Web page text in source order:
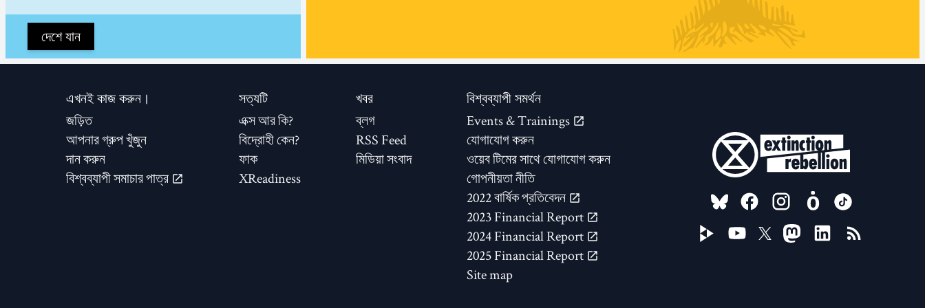
দেশে যান
এখনই কাজ করুন।
জড়িত
আপনার গ্রুপ খুঁজুন
দান করুন
বিশ্বব্যাপী সমাচার পাত্র
সত্যটি
এক্স আর কি?
বিদ্রোহী কেন?
ফাক
XReadiness
খবর
ব্লগ
RSS Feed
মিডিয়া সংবাদ
বিশ্বব্যাপী সমর্থন
Events & Trainings
যোগাযোগ করুন
ওয়েব টিমের সাথে যোগাযোগ করুন
গোপনীয়তা নীতি
2022 বার্ষিক প্রতিবেদন
2023 Financial Report
2024 Financial Report
2025 Financial Report
Site map
FOLLOW US ON